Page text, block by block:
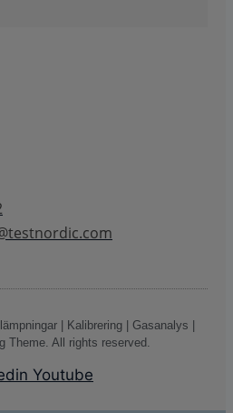
| Kalibrering | Gasanalys |
Theme. All rights reserved.
Youtube